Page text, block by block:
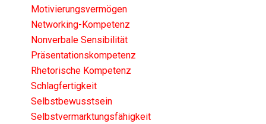
Motivierungsvermögen
Networking-Kompetenz
Nonverbale Sensibilität
Präsentationskompetenz
Rhetorische Kompetenz
Schlagfertigkeit
Selbstbewusstsein
Selbstvermarktungsfähigkeit